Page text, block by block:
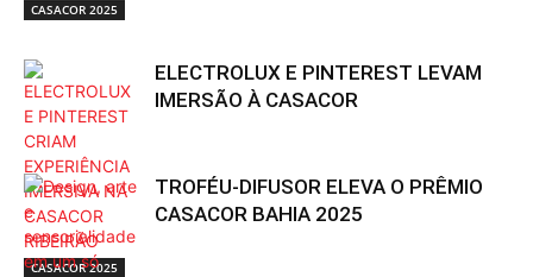
CASACOR 2025
CASACOR 2025
ELECTROLUX E PINTEREST LEVAM
IMERSÃO À CASACOR
TROFÉU-DIFUSOR ELEVA O PRÊMIO
CASACOR BAHIA 2025